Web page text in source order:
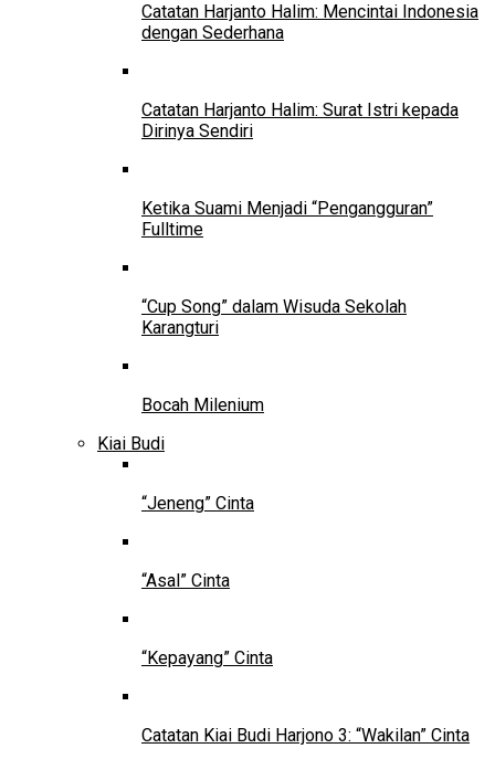
Catatan Harjanto Halim: Mencintai Indonesia
dengan Sederhana
Catatan Harjanto Halim: Surat Istri kepada
Dirinya Sendiri
Ketika Suami Menjadi “Pengangguran”
Fulltime
“Cup Song” dalam Wisuda Sekolah
Karangturi
Bocah Milenium
Kiai Budi
“Jeneng” Cinta
“Asal” Cinta
“Kepayang” Cinta
Catatan Kiai Budi Harjono 3: “Wakilan” Cinta